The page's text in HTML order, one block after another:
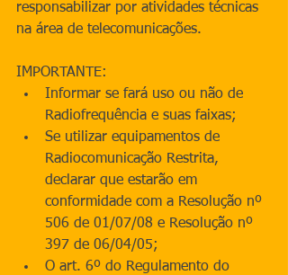
responsabilizar por atividades técnicas
na área de telecomunicações.
IMPORTANTE:
Informar se fará uso ou não de
Radiofrequência e suas faixas;
Se utilizar equipamentos de
Radiocomunicação Restrita,
declarar que estarão em
conformidade com a Resolução nº
506 de 01/07/08 e Resolução nº
397 de 06/04/05;
O art. 6º do Regulamento do